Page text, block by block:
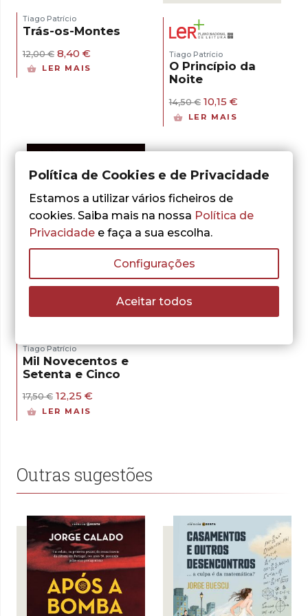
Tiago Patrício
Trás-os-Montes
12,00€ O
preço
8,40 €
LER MAIS
Tiago Patrício
O Princípio da
Noite
14,50€ O
preço
original
14,50 €.
10,15 €O
10,15 €.
LER MAIS
Tiago Patrício
Mil Novecentos e
Setenta e Cinco
17,50€ O
preço
12,25 €
LER MAIS
Outras sugestões
Política de Cookies e de Privacidade
Estamos a utilizar vários ficheiros de
cookies. Saiba mais na nossa Política de
Privacidade e faça a sua escolha.
Configurações
Aceitar todos